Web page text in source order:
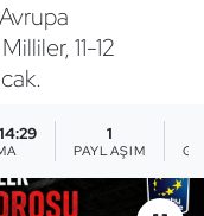
11-12
1
PAYLAŞIM